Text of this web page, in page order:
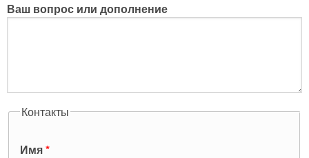
Ваш вопрос или дополнение
Контакты
Имя*